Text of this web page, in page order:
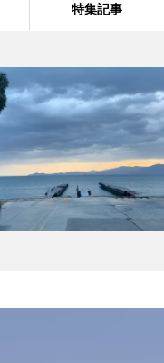
特集記事